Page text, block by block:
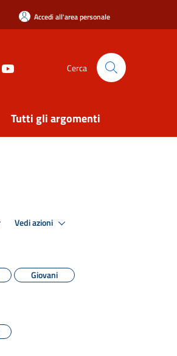
Accedi all'area personale
Cerca
Tutti gli argomenti
Vedi azioni
Giovani